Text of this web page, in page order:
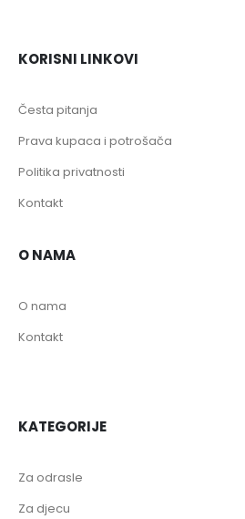
KORISNI LINKOVI
Česta pitanja
Prava kupaca i potrošača
Politika privatnosti
Kontakt
O NAMA
O nama
Kontakt
KATEGORIJE
Za odrasle
Za djecu